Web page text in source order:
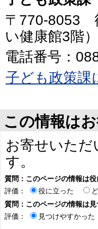
〒770-8053
い健康館3階）
電話番号：
子ども政策課
この情報は
お寄せいた
す。
質問：このページの情報は
評価：
役に立った
質問：このページの情報は
評価：
見つけやすかった